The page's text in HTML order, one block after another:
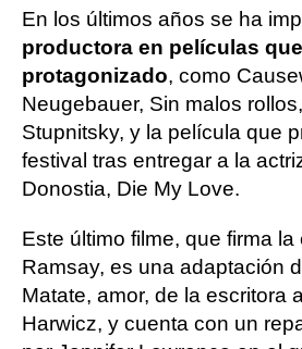
En los últimos años se ha
productora en películas
protagonizado, como
Neugebauer, Sin malos
Stupnitsky, y la película que
festival tras entregar a la
Donostia, Die My Love.
Este último filme, que firma
Ramsay, es una adaptación
Matate, amor, de la escritora
Harwicz, y cuenta con un